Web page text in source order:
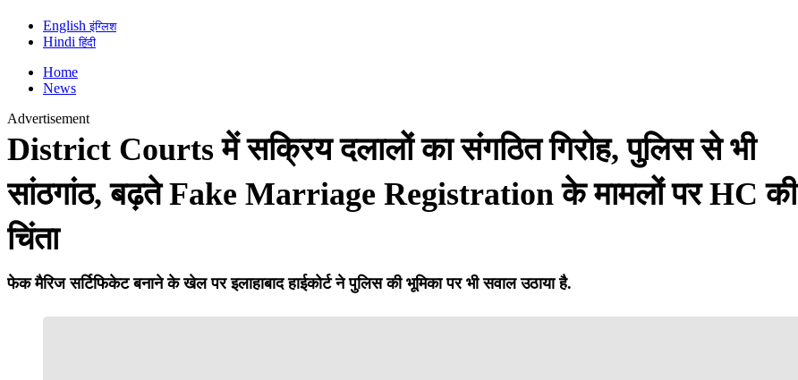
Englishइंग्लिश
Hindiहिंदी
Home
News
Advertisement
District Courts में सक्रिय दलालों का संगठित गिरोह, पुलिस से भी
सांठगांठ, बढ़ते Fake Marriage Registration के मामलों पर HC की
चिंता
फेक मैरिज सर्टिफिकेट बनाने के खेल पर इलाहाबाद हाईकोर्ट ने पुलिस की भूमिका पर भी सवाल उठाया है.